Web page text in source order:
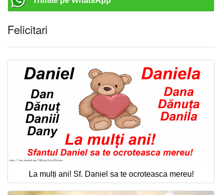
Felicitari
La mulți ani! Sf. Daniel sa te ocroteasca mereu!